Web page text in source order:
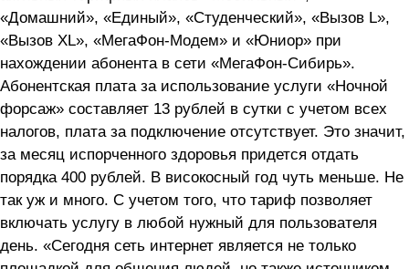
«Домашний», «Единый», «Студенческий», «Вызов L»,
«Вызов XL», «МегаФон-Модем» и «Юниор» при
нахождении абонента в сети «МегаФон-Сибирь».
Абонентская плата за использование услуги «Ночной
форсаж» составляет 13 рублей в сутки с учетом всех
налогов, плата за подключение отсутствует. Это значит,
за месяц испорченного здоровья придется отдать
порядка 400 рублей. В високосный год чуть меньше. Не
так уж и много. С учетом того, что тариф позволяет
включать услугу в любой нужный для пользователя
день. «Сегодня сеть интернет является не только